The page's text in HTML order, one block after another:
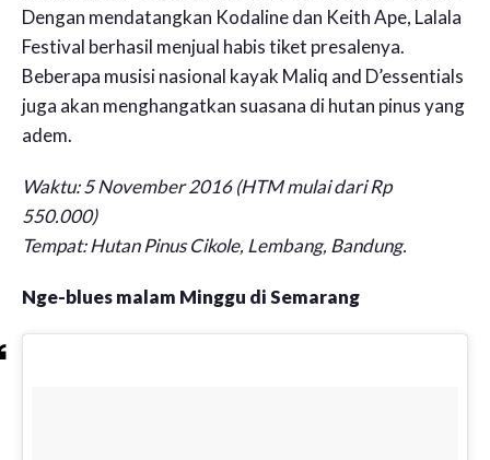
Dengan mendatangkan Kodaline dan Keith Ape, Lalala
Festival berhasil menjual habis tiket presalenya.
Beberapa musisi nasional kayak Maliq and D’essentials
juga akan menghangatkan suasana di hutan pinus yang
adem.
Waktu: 5 November 2016 (HTM mulai dari Rp
550.000)
Tempat: Hutan Pinus Cikole, Lembang, Bandung.
Nge-blues malam Minggu di Semarang